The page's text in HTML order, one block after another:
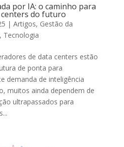
por IA: o caminho para
centers do futuro
| Artigos, Gestão da
, Tecnologia
de data centers estão
de ponta para
demanda de inteligência
muitos ainda dependem de
ultrapassados para